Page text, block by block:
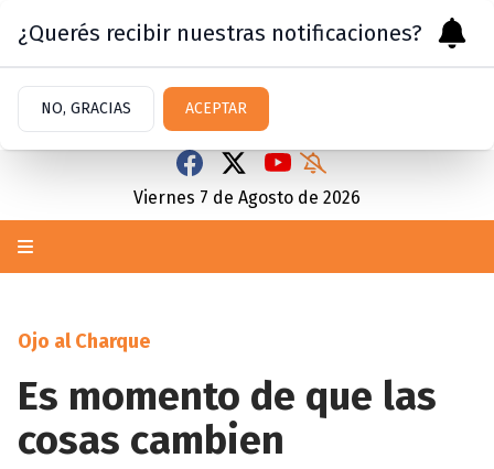
Viernes 7 de Agosto de 2026
Ojo al Charque
Es momento de que las
cosas cambien
¿Querés recibir nuestras notificaciones?
NO, GRACIAS ACEPTAR